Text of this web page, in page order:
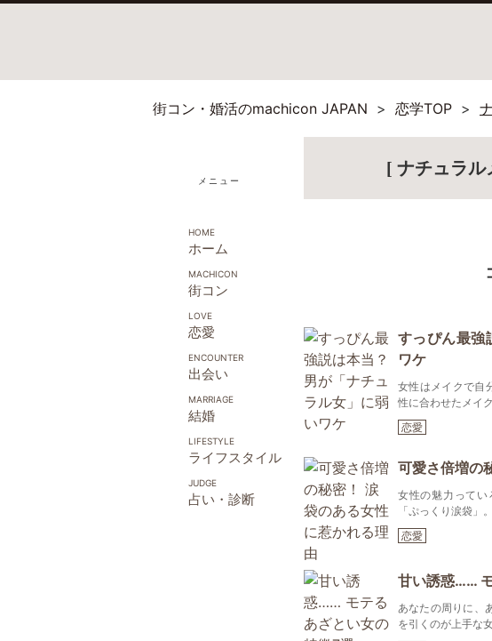
街コン・婚活のmachicon JAPAN 恋学TOP
メニュー
ホーム
街コン
恋愛
出会い
結婚
ライフスタイル
占い・診断
[ ナチュラル
すっぴん最強
ワケ
女性はメイクで自
性に合わせたメイ
恋愛
可愛さ倍増の
女性の魅力って
「ぷっくり涙袋」
恋愛
甘い誘惑……
あなたの周りに、
を引くのが上手な